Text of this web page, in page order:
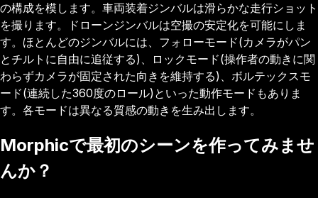
の構成を模します。車両装着ジンバルは滑らかな走行ショット
を撮ります。ドローンジンバルは空撮の安定化を可能にしま
す。ほとんどのジンバルには、フォローモード(カメラがパン
とチルトに自由に追従する)、ロックモード(操作者の動きに関
わらずカメラが固定された向きを維持する)、ボルテックスモ
ード(連続した360度のロール)といった動作モードもありま
す。各モードは異なる質感の動きを生み出します。
Morphicで最初のシーンを作ってみませ
んか？